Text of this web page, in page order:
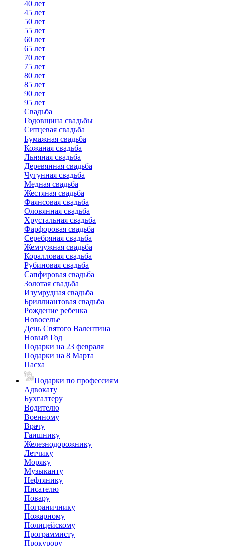
40 лет
45 лет
50 лет
55 лет
60 лет
65 лет
70 лет
75 лет
80 лет
85 лет
90 лет
95 лет
Свадьба
Годовщина свадьбы
Ситцевая свадьба
Бумажная свадьба
Кожаная свадьба
Льняная свадьба
Деревянная свадьба
Чугунная свадьба
Медная свадьба
Жестяная свадьба
Фаянсовая свадьба
Оловянная свадьба
Хрустальная свадьба
Фарфоровая свадьба
Серебряная свадьба
Жемчужная свадьба
Коралловая свадьба
Рубиновая свадьба
Сапфировая свадьба
Золотая свадьба
Изумрудная свадьба
Бриллиантовая свадьба
Рождение ребенка
Новоселье
День Святого Валентина
Новый Год
Подарки на 23 февраля
Подарки на 8 Марта
Пасха
Подарки по профессиям
Адвокату
Бухгалтеру
Водителю
Военному
Врачу
Гаишнику
Железнодорожнику
Летчику
Моряку
Музыканту
Нефтянику
Писателю
Повару
Пограничнику
Пожарному
Полицейскому
Программисту
Прокурору